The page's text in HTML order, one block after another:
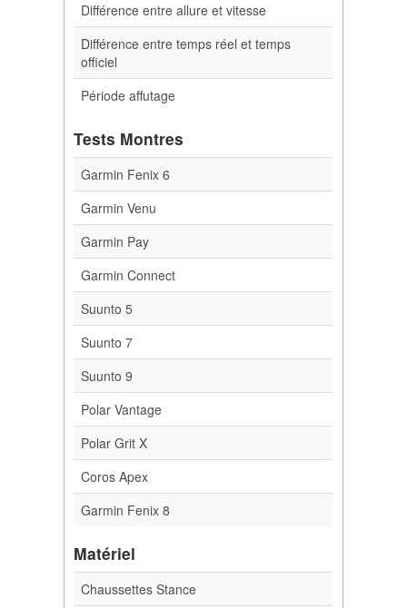
Différence entre allure et vitesse
Différence entre temps réel et temps
officiel
Période affutage
Tests Montres
Garmin Fenix 6
Garmin Venu
Garmin Pay
Garmin Connect
Suunto 5
Suunto 7
Suunto 9
Polar Vantage
Polar Grit X
Coros Apex
Garmin Fenix 8
Matériel
Chaussettes Stance